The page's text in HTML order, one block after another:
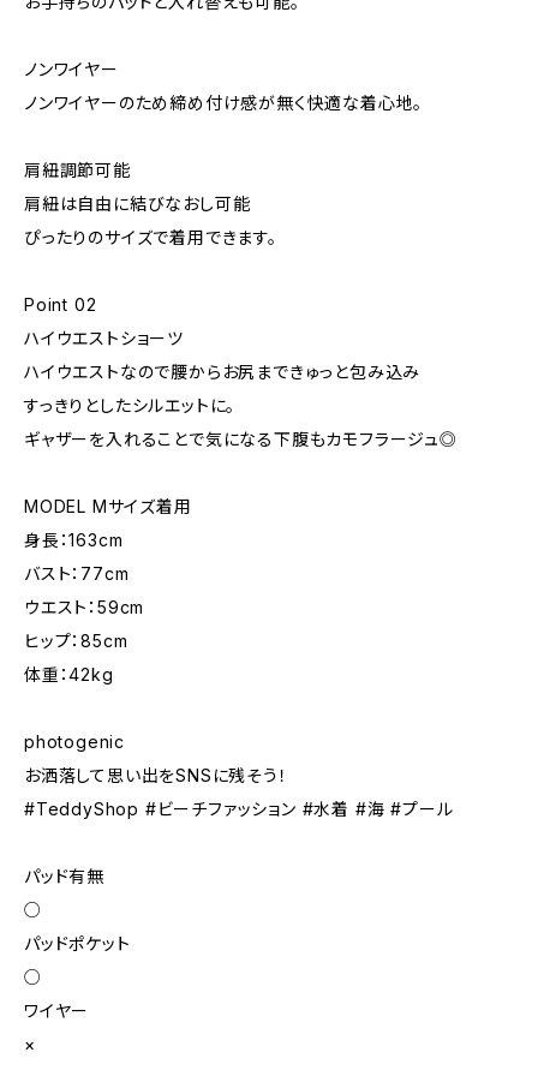
ノンワイヤー
ノンワイヤーのため締め付け感が無く快適な着心地。
肩紐調節可能
肩紐は自由に結びなおし可能
ぴったりのサイズで着用できます。
Point 02
ハイウエストショーツ
ハイウエストなので腰からお尻まできゅっと包み込み
すっきりとしたシルエットに。
ギャザーを入れることで気になる下腹もカモフラージュ◎
MODEL Mサイズ着用
身長：163cm
バスト：77cm
ウエスト：59cm
ヒップ：85cm
体重：42kg
photogenic
お洒落して思い出をSNSに残そう！
#TeddyShop #ビーチファッション #水着 #海 #プール
パッド有無
○
パッドポケット
○
ワイヤー
×